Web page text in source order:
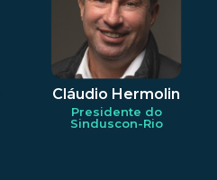
Cláudio Hermolin
Presidente do
Sinduscon-Rio